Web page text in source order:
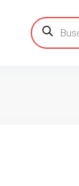
Búsqueda
de
productos